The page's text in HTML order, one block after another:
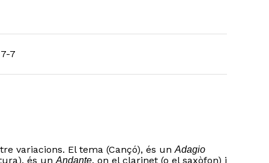
7
variacions. El tema (Cançó), és un Adagio
és un Andante, on el clarinet (o el saxòfon) i